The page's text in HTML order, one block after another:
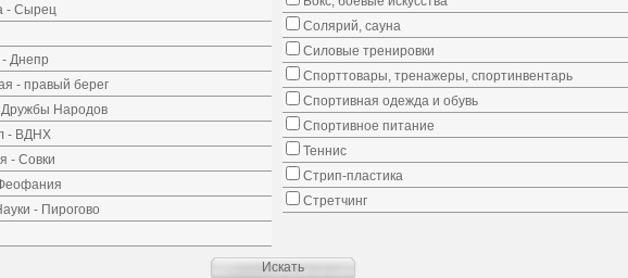
- Сырец
- Днепр
- правый берег
Дружбы Народов
- ВДНХ
- Совки
- Пирогово
Солярий, сауна
Силовые тренировки
Спорттовары, тренажеры, спортинвентарь
Спортивная одежда и обувь
Спортивное питание
Теннис
Стрип-пластика
Стретчинг